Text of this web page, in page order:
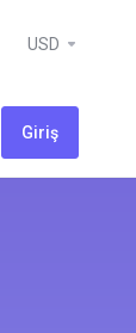
USD
Giriş